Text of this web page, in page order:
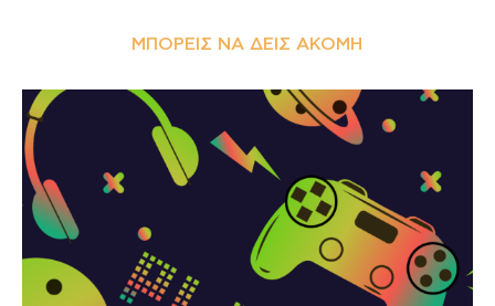
ΜΠΟΡΕΊΣ ΝΑ ΔΕΙΣ ΑΚΌΜΗ